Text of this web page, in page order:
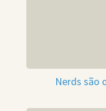
Nerds são